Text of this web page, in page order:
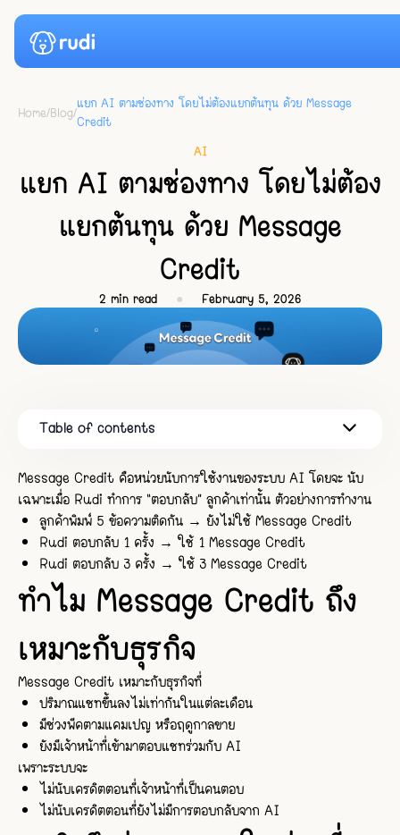
Case Studies
Pricing
Blog
Login
Start for Free
Home/Blog/แยก AI ตามช่องทาง โดยไม่ต้องแยกต้นทุน ด้วย Message
Credit
AI
แยก AI ตามช่องทาง โดยไม่ต้อง
แยกต้นทุน ด้วย Message
Credit
2 min read ● February 5, 2026
Table of contents
Message Credit คือหน่วยนับการใช้งานของระบบ AI โดยจะ นับ
เฉพาะเมื่อ Rudi ทำการ “ตอบกลับ” ลูกค้าเท่านั้น ตัวอย่างการทำงาน
ลูกค้าพิมพ์ 5 ข้อความติดกัน → ยังไม่ใช้ Message Credit
Rudi ตอบกลับ 1 ครั้ง → ใช้ 1 Message Credit
Rudi ตอบกลับ 3 ครั้ง → ใช้ 3 Message Credit
ทำไม Message Credit ถึง
เหมาะกับธุรกิจ
Message Credit เหมาะกับธุรกิจที่
ปริมาณแชทขึ้นลงไม่เท่ากันในแต่ละเดือน
มีช่วงพีคตามแคมเปญ หรือฤดูกาลขาย
ยังมีเจ้าหน้าที่เข้ามาตอบแชทร่วมกับ AI
เพราะระบบจะ
ไม่นับเครดิตตอนที่เจ้าหน้าที่เป็นคนตอบ
ไม่นับเครดิตตอนที่ยังไม่มีการตอบกลับจาก AI